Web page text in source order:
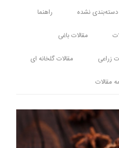
دسته‌بندی نشده راهنما
مقالات باغی
زراعی مقالات گلخانه ای
مقالات